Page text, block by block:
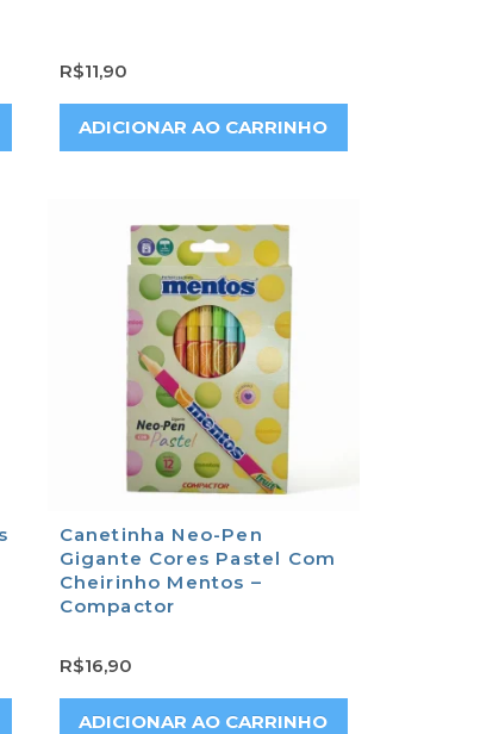
R$11,90
ADICIONAR AO CARRINHO
Canetinha Neo-Pen
Gigante Cores Pastel Com
Cheirinho Mentos –
Compactor
R$16,90
ADICIONAR AO CARRINHO